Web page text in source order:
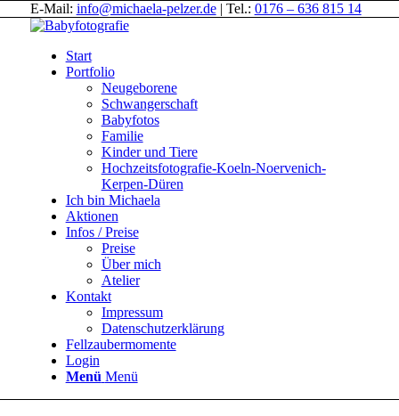
E-Mail: info@michaela-pelzer.de| Tel.: 0176 – 636 815 14
Start
Portfolio
Neugeborene
Schwangerschaft
Babyfotos
Familie
Kinder und Tiere
Hochzeitsfotografie-Koeln-Noervenich-
Kerpen-Düren
Ich bin Michaela
Aktionen
Infos / Preise
Preise
Über mich
Atelier
Kontakt
Impressum
Datenschutzerklärung
Fellzaubermomente
Login
Menü Menü